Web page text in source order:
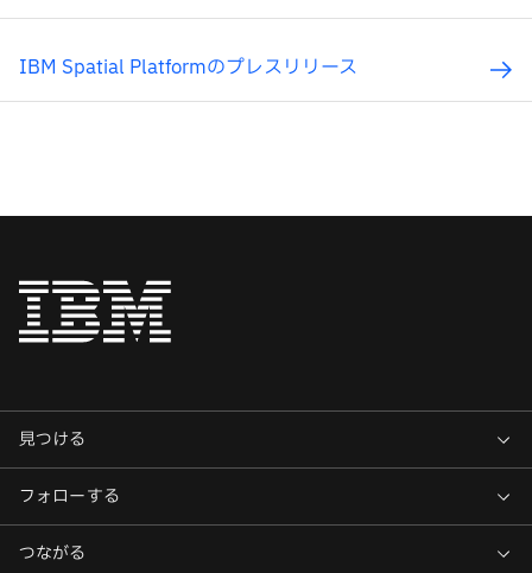
IBM Spatial Platformのプレスリリース